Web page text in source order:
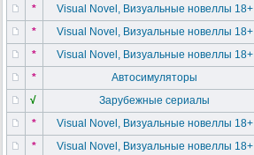
* Visual Novel, Визуальные новеллы 18+
* Visual Novel, Визуальные новеллы 18+
* Visual Novel, Визуальные новеллы 18+
* Автосимуляторы
√ Зарубежные сериалы
* Visual Novel, Визуальные новеллы 18+
* Visual Novel, Визуальные новеллы 18+